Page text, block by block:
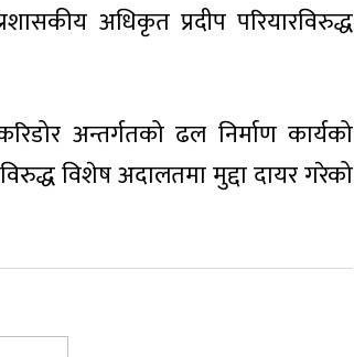
अधिकृत प्रदीप परियारविरुद्ध
अन्तर्गतको ढल निर्माण कार्यको
विशेष अदालतमा मुद्दा दायर गरेको